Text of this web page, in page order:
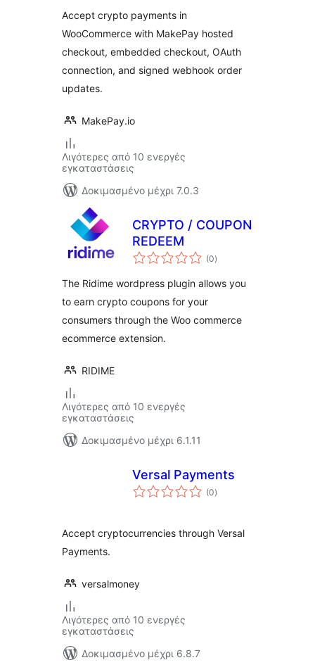
Accept crypto payments in
WooCommerce with MakePay hosted
checkout, embedded checkout, OAuth
connection, and signed webhook order
updates.
MakePay.io
Λιγότερες από 10 ενεργές
εγκαταστάσεις
Δοκιμασμένο μέχρι 7.0.3
CRYPTO / COUPON
REDEEM
(0αξιολογήσεις
σύνολο
)
The Ridime wordpress plugin allows you
to earn crypto coupons for your
consumers through the Woo commerce
ecommerce extension.
RIDIME
Λιγότερες από 10 ενεργές
εγκαταστάσεις
Δοκιμασμένο μέχρι 6.1.11
Versal Payments
(0αξιολογήσεις
σύνολο
)
Accept cryptocurrencies through Versal
Payments.
versalmoney
Λιγότερες από 10 ενεργές
εγκαταστάσεις
Δοκιμασμένο μέχρι 6.8.7